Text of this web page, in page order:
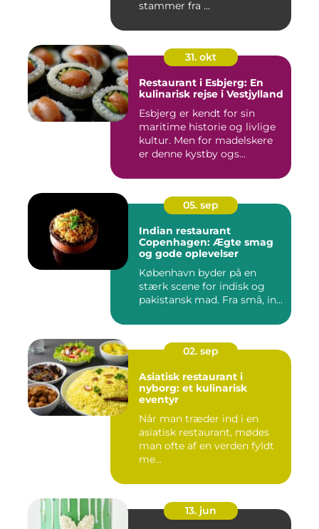
stammer fra ...
31. okt
Restaurant i Esbjerg: En
kulinarisk rejse i Vestjylland
Esbjerg er kendt for sin
maritime historie og livlige
kultur. Men for madelskere
er denne kystby ogs...
05. sep
Indian restaurant
Copenhagen: Ægte smag
og gode oplevelser
København byder på en
stærk scene for indisk og
pakistansk mad. Fra små, in...
02. sep
Asiatisk restaurant i
nyborg: et kulinarisk
eventyr
Når man træder ind i en
asiatisk restaurant, mødes
man ofte af en verden fyldt
me...
13. jun